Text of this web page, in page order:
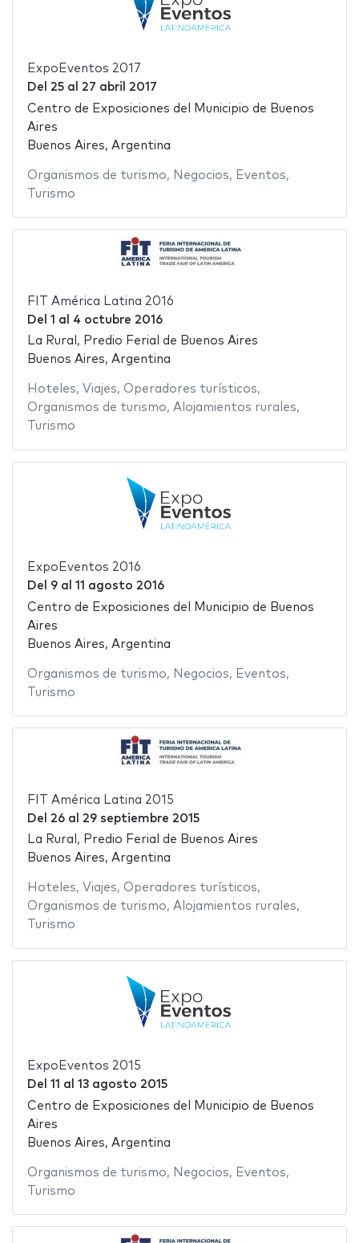
ExpoEventos 2017
Del 25al 27 abril 2017
Centro de Exposiciones del Municipio de Buenos
Aires
Buenos Aires, Argentina
Organismos de turismo, Negocios, Eventos,
Turismo
FIT América Latina 2016
Del 1 al 4 octubre 2016
La Rural, Predio Ferial de Buenos Aires
Buenos Aires, Argentina
Hoteles, Viajes, Operadores turísticos,
Organismos de turismo, Alojamientos rurales,
Turismo
ExpoEventos 2016
Del 9al 11 agosto 2016
Centro de Exposiciones del Municipio de Buenos
Aires
Buenos Aires, Argentina
Organismos de turismo, Negocios, Eventos,
Turismo
FIT América Latina 2015
Del 26al 29 septiembre 2015
La Rural, Predio Ferial de Buenos Aires
Buenos Aires, Argentina
Hoteles, Viajes, Operadores turísticos,
Organismos de turismo, Alojamientos rurales,
Turismo
ExpoEventos 2015
Del 11 al 13 agosto 2015
Centro de Exposiciones del Municipio de Buenos
Aires
Buenos Aires, Argentina
Organismos de turismo, Negocios, Eventos,
Turismo